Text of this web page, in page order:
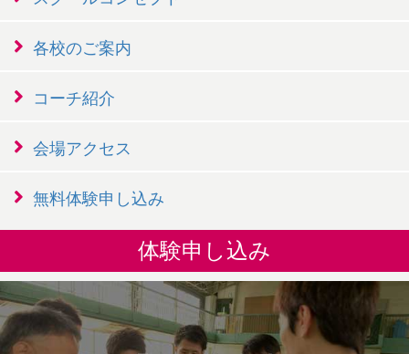
各校のご案内
コーチ紹介
会場アクセス
無料体験申し込み
体験申し込み